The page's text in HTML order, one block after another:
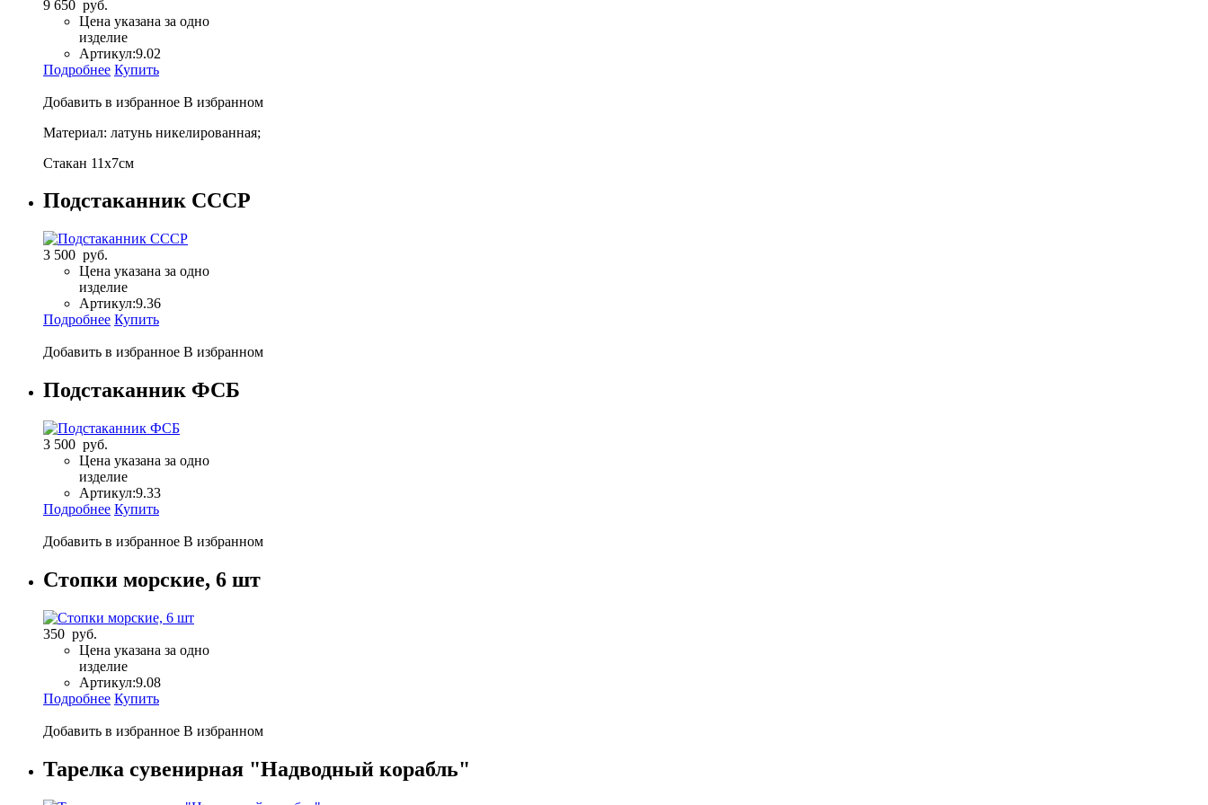
9 650 руб.
Цена указана за одно
изделие
Артикул:9.02
Подробнее Купить
Добавить в избранное В избранном
Материал: латунь никелированная;
Стакан 11х7см
Подстаканник СССР
3 500 руб.
Цена указана за одно
изделие
Артикул:9.36
Подробнее Купить
Добавить в избранное В избранном
Подстаканник ФСБ
3 500 руб.
Цена указана за одно
изделие
Артикул:9.33
Подробнее Купить
Добавить в избранное В избранном
Стопки морские, 6 шт
350 руб.
Цена указана за одно
изделие
Артикул:9.08
Подробнее Купить
Добавить в избранное В избранном
Тарелка сувенирная "Надводный корабль"